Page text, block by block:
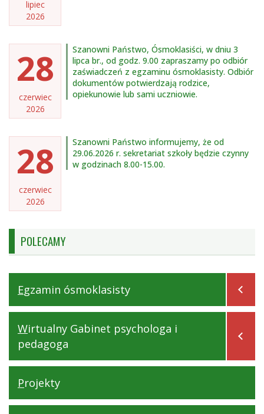
lipiec
2026
28
czerwiec
2026
Szanowni Państwo, Ósmoklasiści, w dniu 3
lipca br., od godz. 9.00 zapraszamy po odbiór
zaświadczeń z egzaminu ósmoklasisty. Odbiór
dokumentów potwierdzają rodzice,
opiekunowie lub sami uczniowie.
28
czerwiec
2026
Szanowni Państwo informujemy, że od
29.06.2026 r. sekretariat szkoły będzie czynny
w godzinach 8.00-15.00.
POLECAMY
Egzamin ósmoklasisty
Wirtualny Gabinet psychologa i
pedagoga
Projekty